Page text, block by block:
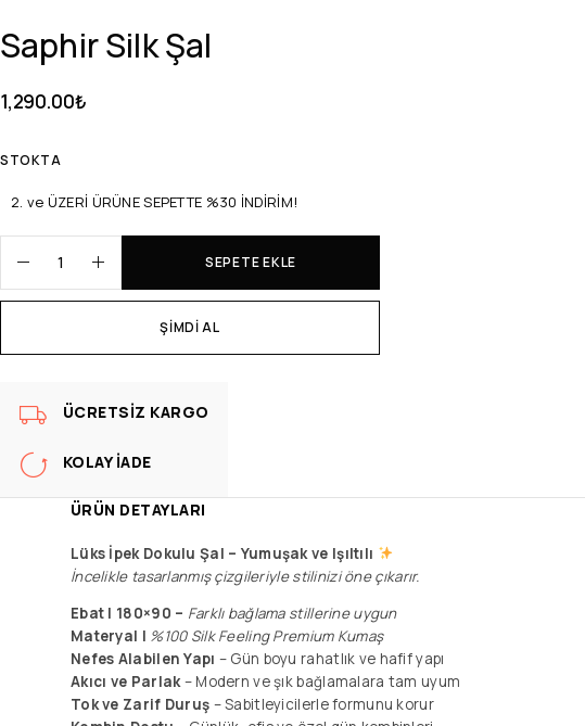
Saphir Silk Şal
1,290.00₺
STOKTA
2. ve ÜZERİ ÜRÜNE SEPETTE %30 İNDİRİM!
SEPETE EKLE
ŞIMDI AL
ÜCRETSIZ KARGO
KOLAY İADE
ÜRÜN DETAYLARI
Lüks İpek Dokulu Şal – Yumuşak ve Işıltılı
İncelikle tasarlanmış çizgileriyle stilinizi öne çıkarır.
Ebat | 180×90 – Farklı bağlama stillerine uygun
Materyal | %100 Silk Feeling Premium Kumaş
Nefes Alabilen Yapı – Gün boyu rahatlık ve hafif yapı
Akıcı ve Parlak– Modern ve şık bağlamalara tam uyum
Tok ve Zarif Duruş – Sabitleyicilerle formunu korur